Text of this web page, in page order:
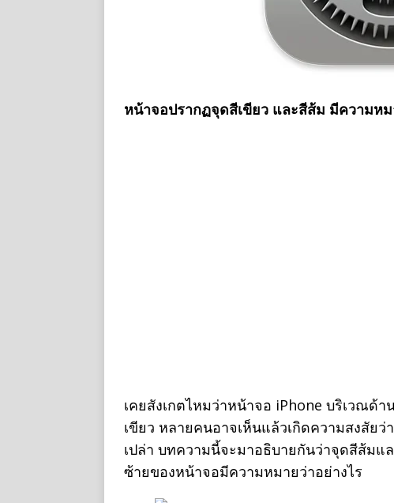
หน้าจอปรากฏจุดสีเขียว และสีส้ม มีความหม
เคยสังเกตไหมว่าหน้าจอ iPhone บริเวณด้
เขียว หลายคนอาจเห็นแล้วเกิดความสงสัย
เปล่า บทความนี้จะมาอธิบายกันว่าจุดสีส้ม
ซ้ายของหน้าจอมีความหมายว่าอย่างไร